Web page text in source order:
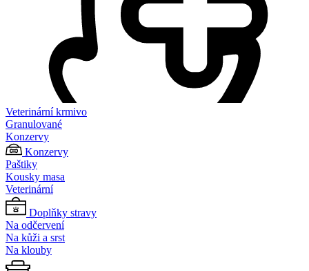
Veterinární krmivo
Granulované
Konzervy
Konzervy
Paštiky
Kousky masa
Veterinární
Doplňky stravy
Na odčervení
Na kůži a srst
Na klouby